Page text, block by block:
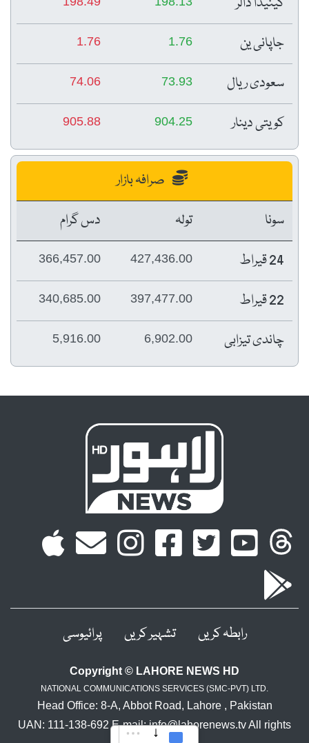
جاپانی ین 1.76
1.76
سعودی ریال 73.93
74.06
کویتی دینار 904.25
905.88
صرافہ بازار
سونا
تولہ
دس گرام
24 قیراط
427,436.00
366,457.00
22 قیراط 397,477.00
340,685.00
چاندی تیزابی 6,902.00
5,916.00
رابطہ کریں تشہیر کریں پرائیوسی
Copyright © LAHORE NEWS HD
NATIONAL COMMUNICATIONS SERVICES (SMC-PVT) LTD.
Head Office: 8-A, Abbot Road, Lahore , Pakistan
UAN: 111-138-692 E-mail: info@lahorenews.tv All rights